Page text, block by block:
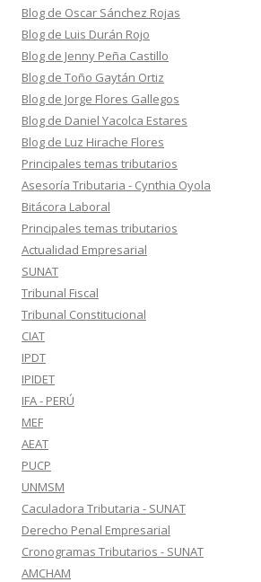
Blog de Oscar Sánchez Rojas
Blog de Luis Durán Rojo
Blog de Jenny Peña Castillo
Blog de Toño Gaytán Ortiz
Blog de Jorge Flores Gallegos
Blog de Daniel Yacolca Estares
Blog de Luz Hirache Flores
Principales temas tributarios
Asesoría Tributaria - Cynthia Oyola
Bitácora Laboral
Principales temas tributarios
Actualidad Empresarial
SUNAT
Tribunal Fiscal
Tribunal Constitucional
CIAT
IPDT
IPIDET
IFA - PERÚ
MEF
AEAT
PUCP
UNMSM
Caculadora Tributaria - SUNAT
Derecho Penal Empresarial
Cronogramas Tributarios - SUNAT
AMCHAM